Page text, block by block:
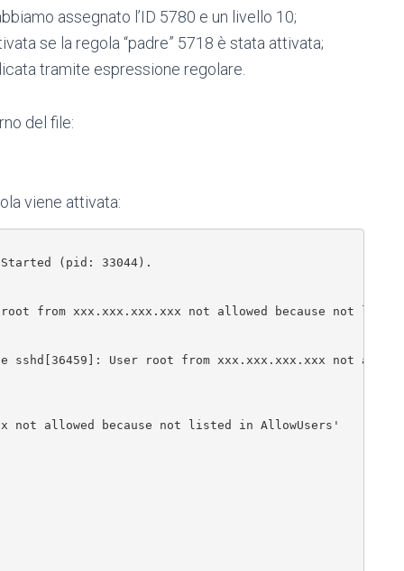
assegnato l’ID 5780 e un livello 10;
se la regola “padre” 5718 è stata attivata;
tramite espressione regolare.
del file:
viene attivata:
(pid: 33044).
root from xxx.xxx.xxx.xxx not allowed because not
sshd[36459]: User root from xxx.xxx.xxx.xxx not
not allowed because not listed in AllowUsers'